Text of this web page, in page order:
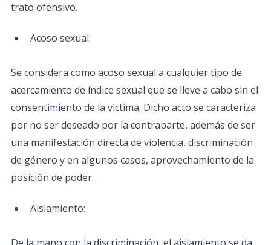
trato ofensivo.
Acoso sexual:
Se considera como acoso sexual a cualquier tipo de
acercamiento de índice sexual que se lleve a cabo sin el
consentimiento de la víctima. Dicho acto se caracteriza
por no ser deseado por la contraparte, además de ser
una manifestación directa de violencia, discriminación
de género y en algunos casos, aprovechamiento de la
posición de poder.
Aislamiento: